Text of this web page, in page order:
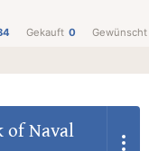
Gekauft 0 Gewünscht
of Naval